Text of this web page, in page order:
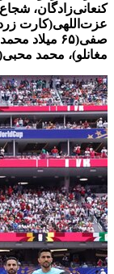
کنعانی‌زادگان،
مغانلو)، محمد محبی(۶۵ مهدی ترابی) و مهدی